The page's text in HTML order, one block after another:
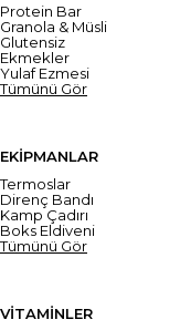
Protein Bar
Granola & Müsli
Glutensiz
Ekmekler
Yulaf Ezmesi
Tümünü Gör
EKİPMANLAR
Termoslar
Direnç Bandı
Kamp Çadırı
Boks Eldiveni
Tümünü Gör
VİTAMİNLER